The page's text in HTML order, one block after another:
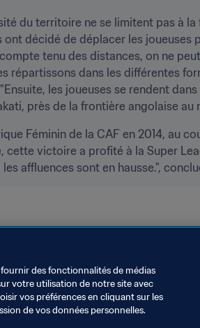
du territoire ne se limitent pas à
décidé de déplacer les joueuses
tenu des distances, on ne
répartissons dans les différentes
les joueuses se rendent
près de la frontière angolaise au
Féminin de la CAF en 2014, au
cette victoire a profité à la Super
affluences sont en hausse.",
des fonctionnalités de médias
votre utilisation de notre site avec
vos préférences en cliquant sur les
de vos données personnelles.